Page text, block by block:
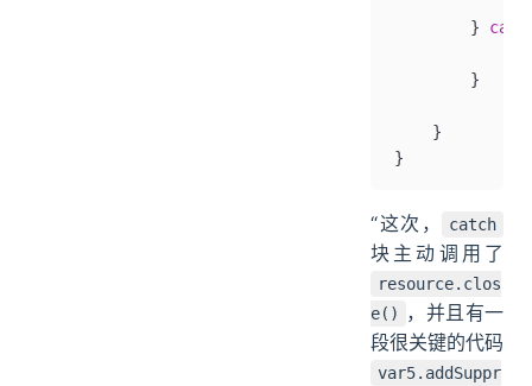
        }
        }
    }
}
“这次， catch
块主动调用了
resource.clos
e()
，并且有一
段很关键的代码
var5.addSuppr